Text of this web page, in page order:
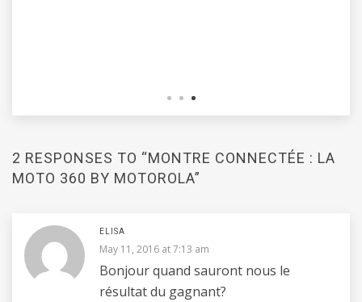
2 RESPONSES TO “MONTRE CONNECTÉE : LA
MOTO 360 BY MOTOROLA”
ELISA
May 11, 2016 at 7:13 am
Bonjour quand sauront nous le
résultat du gagnant?